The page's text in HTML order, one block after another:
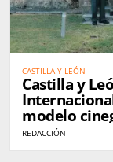
CASTILLA Y LEÓN
Castilla y
modelo
REDACCIÓN